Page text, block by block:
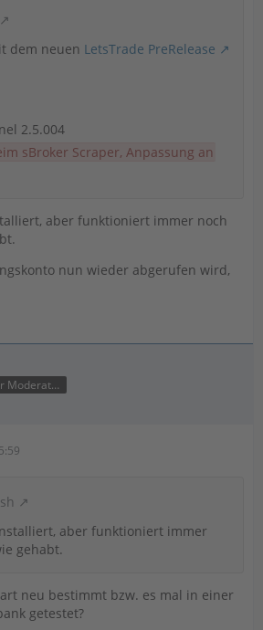
dem neuen LetsTrade PreRelease
2.5.004
sBroker Scraper, Anpassung an
aber funktioniert immer noch
nun wieder abgerufen wird,
Unabhängiger Moderator
aber funktioniert immer
gehabt.
neu bestimmt bzw. es mal in einer
getestet?